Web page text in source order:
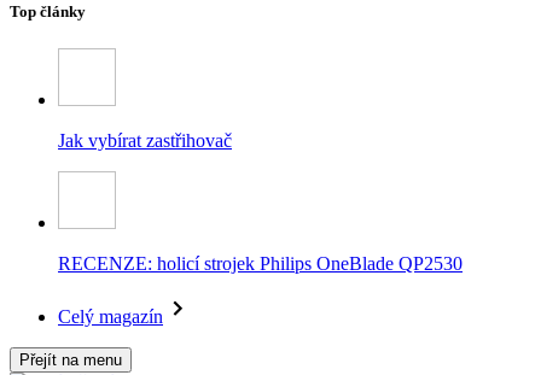
Top články
Jak vybírat zastřihovač
RECENZE: holicí strojek Philips OneBlade QP2530
Celý magazín
Přejít na menu